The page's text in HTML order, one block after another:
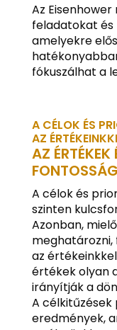
Az
feladatokat és
amelyekre
fókuszálhat a
A CÉLOK ÉS
AZ
AZ ÉRTÉKEK
A célok és
szinten
Azonban,
az
értékek olyan
irányítják a
A
eredmények,